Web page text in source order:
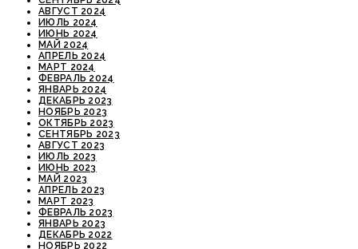
АВГУСТ 2024
ИЮЛЬ 2024
ИЮНЬ 2024
МАЙ 2024
АПРЕЛЬ 2024
МАРТ 2024
ФЕВРАЛЬ 2024
ЯНВАРЬ 2024
ДЕКАБРЬ 2023
НОЯБРЬ 2023
ОКТЯБРЬ 2023
СЕНТЯБРЬ 2023
АВГУСТ 2023
ИЮЛЬ 2023
ИЮНЬ 2023
МАЙ 2023
АПРЕЛЬ 2023
МАРТ 2023
ФЕВРАЛЬ 2023
ЯНВАРЬ 2023
ДЕКАБРЬ 2022
НОЯБРЬ 2022